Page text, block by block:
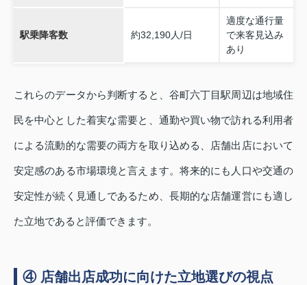
駅乗降客数 約32,190人/日
適度な通行量
で来客見込み
あり
これらのデータから判断すると、谷町六丁目駅周辺は地域住
民を中心とした着実な需要と、通勤や買い物で訪れる利用者
による流動的な需要の両方を取り込める、店舗出店において
安定感のある市場環境と言えます。将来的にも人口や交通の
安定性が続く見通しであるため、長期的な店舗運営にも適し
た立地であると評価できます。
④ 店舗出店成功に向けた立地選びの視点